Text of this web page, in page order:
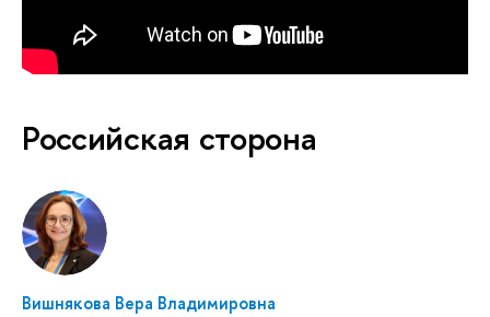
Российская сторона
Вишнякова Вера Владимировна